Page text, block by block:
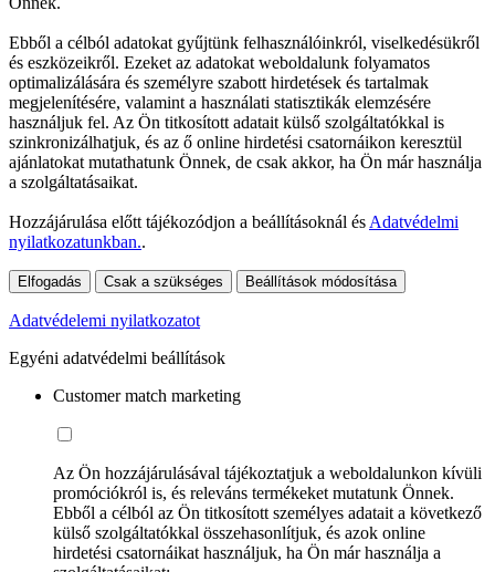
Ebből a célból adatokat gyűjtünk felhasználóinkról, viselkedésükről
és eszközeikről. Ezeket az adatokat weboldalunk folyamatos
optimalizálására és személyre szabott hirdetések és tartalmak
megjelenítésére, valamint a használati statisztikák elemzésére
használjuk fel. Az Ön titkosított adatait külső szolgáltatókkal is
szinkronizálhatjuk, és az ő online hirdetési csatornáikon keresztül
ajánlatokat mutathatunk Önnek, de csak akkor, ha Ön már használja
a szolgáltatásaikat.
Hozzájárulása előtt tájékozódjon a beállításoknál és Adatvédelmi
nyilatkozatunkban..
Elfogadás Csak a szükséges Beállítások módosítása
Adatvédelemi nyilatkozatot
Egyéni adatvédelmi beállítások
Customer match marketing
Az Ön hozzájárulásával tájékoztatjuk a weboldalunkon kívüli
promóciókról is, és releváns termékeket mutatunk Önnek.
Ebből a célból az Ön titkosított személyes adatait a következő
külső szolgáltatókkal összehasonlítjuk, és azok online
hirdetési csatornáikat használjuk, ha Ön már használja a